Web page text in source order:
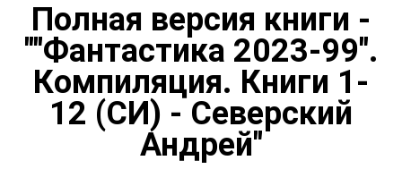
Полная версия книги -
""Фантастика 2023-99".
Компиляция. Книги 1-
12 (СИ) - Северский
Андрей"